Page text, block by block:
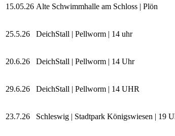
15.05.26 Alte Schwimmhalle am Schloss | Plön
25.5.26 DeichStall | Pellworm | 14 uhr
20.6.26 DeichStall | Pellworm | 14 Uhr
29.6.26 DeichStall | Pellworm | 14 UHR
23.7.26 Schleswig | Stadtpark Königswiesen | 19